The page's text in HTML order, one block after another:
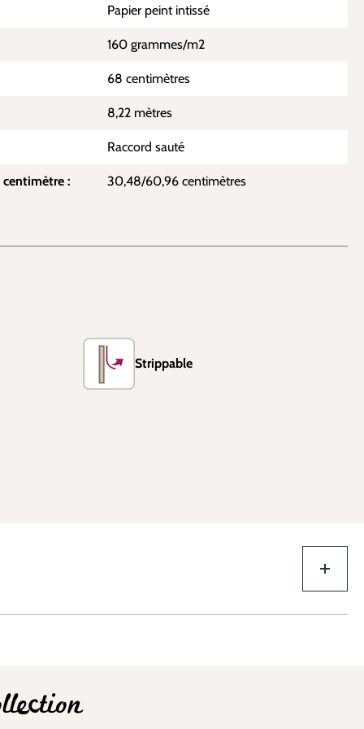
Papier peint intissé
160 grammes/m2
68 centimètres
8,22 mètres
Raccord sauté
: 30,48/60,96 centimètres
Strippable